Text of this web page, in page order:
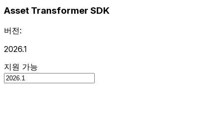
Asset Transformer SDK
버전:
2026.1
지원 가능